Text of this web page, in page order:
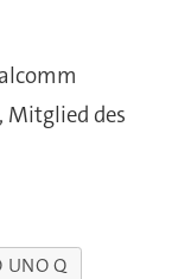
Mitglied des
UNO Q